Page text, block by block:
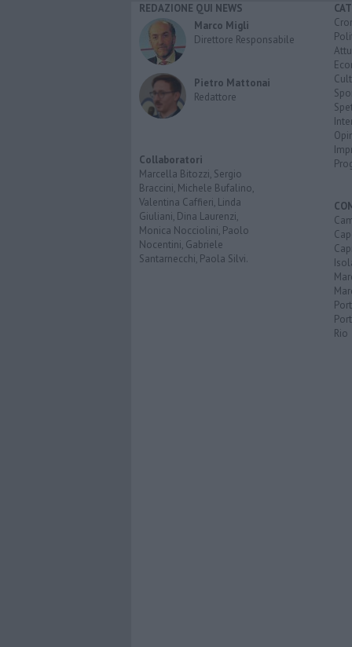
REDAZIONE QUI NEWS
Marco Migli
Direttore Responsabile
Pietro Mattonai
Redattore
Collaboratori
Marcella Bitozzi, Sergio
Braccini, Michele Bufalino,
Valentina Caffieri, Linda
Giuliani, Dina Laurenzi,
Monica Nocciolini, Paolo
Nocentini, Gabriele
Santarnecchi, Paola Silvi.
Rio